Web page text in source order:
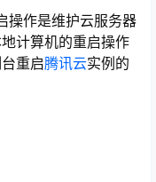
操作是维护云服务器
计算机的重启操作
重启腾讯云实例的